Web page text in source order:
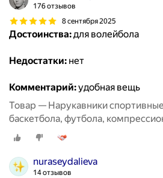
176 отзывов
8 сентября 2025
Достоинства:для волейбола
Недостатки: нет
Комментарий:удобная вещь
Товар — Нарукавники
баскетбола, футбола,
пальцев, 2 пары черные + белые
nuraseydalieva
14 отзывов